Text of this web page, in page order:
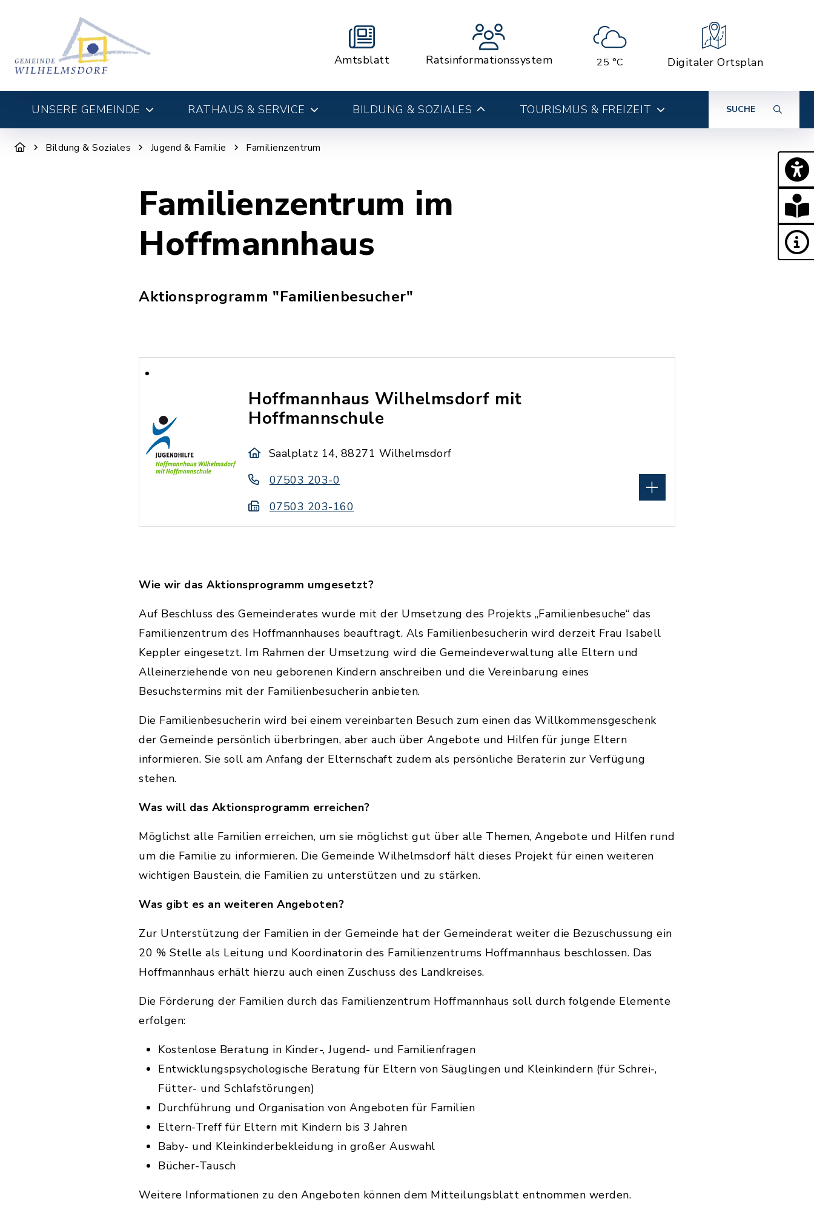
Amtsblatt Ratsinformationssystem 25 °C Digitaler Ortsplan
UNSERE GEMEINDE RATHAUS & SERVICE BILDUNG & SOZIALES TOURISMUS & FREIZEIT SUCHE
Bildung & Soziales Jugend & Familie Familienzentrum
Familienzentrum im
Hoffmannhaus
Aktionsprogramm "Familienbesucher"
Hoffmannhaus Wilhelmsdorf mit
Hoffmannschule
Saalplatz 14, 88271 Wilhelmsdorf
07503 203-0
07503 203-160
Wie wir das Aktionsprogramm umgesetzt?
Auf Beschluss des Gemeinderates wurde mit der Umsetzung des Projekts „Familienbesuche“ das
Familienzentrum des Hoffmannhauses beauftragt. Als Familienbesucherin wird derzeit Frau Isabell
Keppler eingesetzt. Im Rahmen der Umsetzung wird die Gemeindeverwaltung alle Eltern und
Alleinerziehende von neu geborenen Kindern anschreiben und die Vereinbarung eines
Besuchstermins mit der Familienbesucherin anbieten.
Die Familienbesucherin wird bei einem vereinbarten Besuch zum einen das Willkommensgeschenk
der Gemeinde persönlich überbringen, aber auch über Angebote und Hilfen für junge Eltern
informieren. Sie soll am Anfang der Elternschaft zudem als persönliche Beraterin zur Verfügung
stehen.
Was will das Aktionsprogramm erreichen?
Möglichst alle Familien erreichen, um sie möglichst gut über alle Themen, Angebote und Hilfen rund
um die Familie zu informieren. Die Gemeinde Wilhelmsdorf hält dieses Projekt für einen weiteren
wichtigen Baustein, die Familien zu unterstützen und zu stärken.
Was gibt es an weiteren Angeboten?
Zur Unterstützung der Familien in der Gemeinde hat der Gemeinderat weiter die Bezuschussung ein
20 % Stelle als Leitung und Koordinatorin des Familienzentrums Hoffmannhaus beschlossen. Das
Hoffmannhaus erhält hierzu auch einen Zuschuss des Landkreises.
Die Förderung der Familien durch das Familienzentrum Hoffmannhaus soll durch folgende Elemente
erfolgen:
Kostenlose Beratung in Kinder-, Jugend- und Familienfragen
Entwicklungspsychologische Beratung für Eltern von Säuglingen und Kleinkindern (für Schrei-,
Fütter- und Schlafstörungen)
Durchführung und Organisation von Angeboten für Familien
Eltern-Treff für Eltern mit Kindern bis 3 Jahren
Baby- und Kleinkinderbekleidung in großer Auswahl
Bücher-Tausch
Weitere Informationen zu den Angeboten können dem Mitteilungsblatt entnommen werden.